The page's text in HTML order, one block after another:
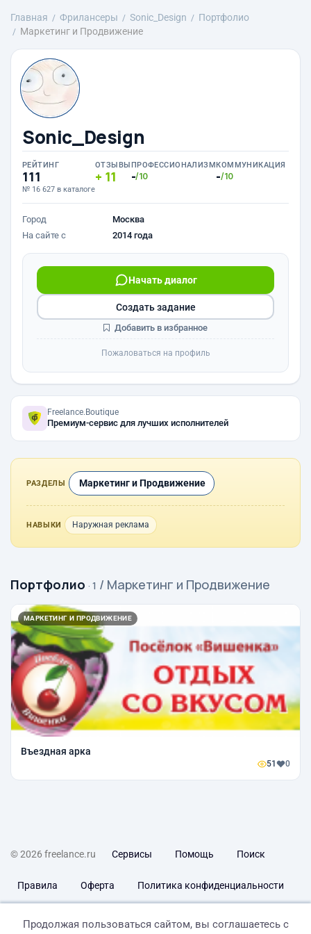
Главная Фрилансеры Sonic_Design
Портфолио
Маркетинг и Продвижение
Sonic_Design
РЕЙТИНГ
111
№ 16 627 в каталоге
ОТЗЫВЫ
11
ПРОФЕССИОНАЛИЗМ
-/10
КОММУНИКАЦИЯ
-/10
Город
Москва
На сайте с
2014 года
Начать диалог
Создать задание
Добавить в избранное
Пожаловаться на профиль
Freelance.Boutique
Премиум-сервис для лучших исполнителей
РАЗДЕЛЫ Маркетинг и Продвижение
НАВЫКИ Наружная реклама
Портфолио · 1 / Маркетинг и Продвижение
МАРКЕТИНГ И ПРОДВИЖЕНИЕ
Въездная арка
51 0
© 2026 freelance.ru Сервисы Помощь Поиск
Правила Оферта Политика конфиденциальности
Продолжая пользоваться сайтом, вы соглашаетесь с